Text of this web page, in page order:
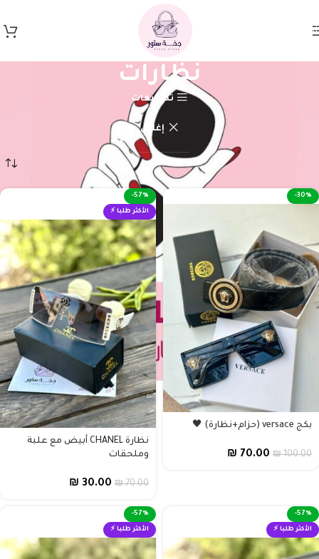
Skip to main content
نظارات
تصنيفات
إغلاق
-30%
بكج versace (حزام+نظارة) 🖤
₪100.00
₪ 70.00
-57%
الأكثر طلبا ⚡
نظارة CHANEL أبيض مع علبة
وملحقات
₪70.00
₪ 30.00
-57%
الأكثر طلبا ⚡
-57%
الأكثر طلبا ⚡